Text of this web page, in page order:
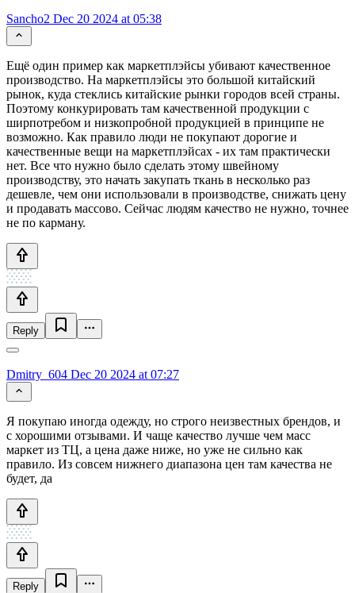
Sancho2 Dec 20 2024 at 05:38
Ещё один пример как маркетплэйсы убивают качественное
производство. На маркетплэйсы это большой китайский
рынок, куда стеклись китайские рынки городов всей страны.
Поэтому конкурировать там качественной продукции с
ширпотребом и низкопробной продукцией в принципе не
возможно. Как правило люди не покупают дорогие и
качественные вещи на маркетплэйсах - их там практически
нет. Все что нужно было сделать этому швейному
производству, это начать закупать ткань в несколько раз
дешевле, чем они использовали в производстве, снижать цену
и продавать массово. Сейчас людям качество не нужно, точнее
не по карману.
Reply
Dmitry_604 Dec 20 2024 at 07:27
Я покупаю иногда одежду, но строго неизвестных брендов, и
с хорошими отзывами. И чаще качество лучше чем масс
маркет из ТЦ, а цена даже ниже, но уже не сильно как
правило. Из совсем нижнего диапазона цен там качества не
будет, да
Reply